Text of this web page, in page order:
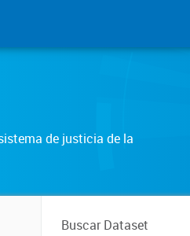
de justicia de la